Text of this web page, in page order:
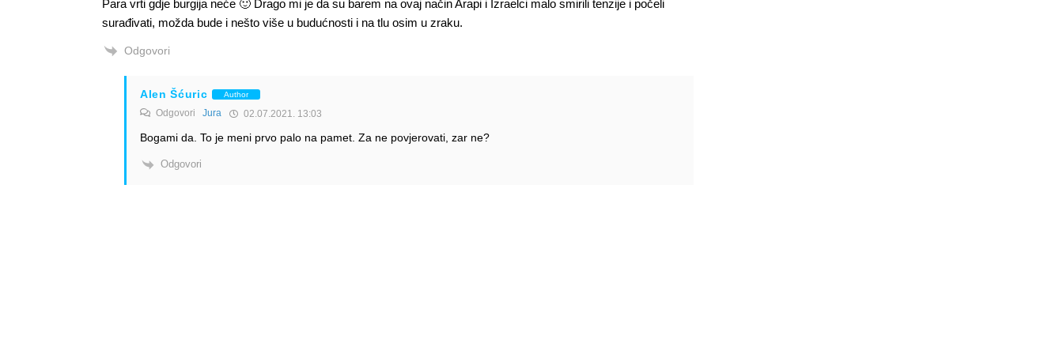
Para vrti gdje burgija neće 🙂 Drago mi je da su barem na ovaj način Arapi i Izraelci malo smirili tenzije i počeli
surađivati, možda bude i nešto više u budućnosti i na tlu osim u zraku.
Odgovori
Alen Šćuric Author
Odgovori Jura 02.07.2021. 13:03
Bogami da. To je meni prvo palo na pamet. Za ne povjerovati, zar ne?
Odgovori